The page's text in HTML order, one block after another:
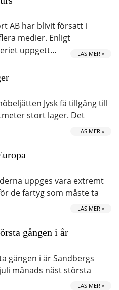
AB har blivit försatt i
medier. Enligt
uppgett…
LÄS MER »
Jysk få tillgång till
stort lager. Det
LÄS MER »
uppges vara extremt
de fartyg som måste ta
LÄS MER »
gången i år
gången i år Sandbergs
månads näst största
LÄS MER »